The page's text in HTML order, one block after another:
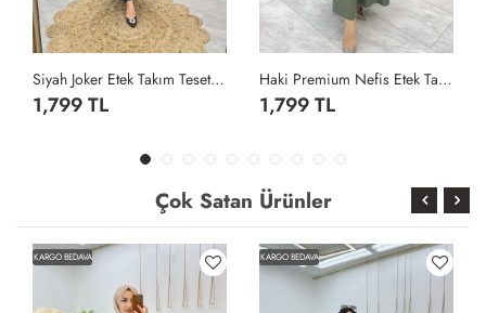
Siyah Joker Etek Takım Tesettür Giyim Siyah
1,799 TL
Haki Premium Nefis Etek Takım Tesettür Giyim Haki
1,799 TL
Çok Satan Ürünler
KARGO BEDAVA KARGO BEDAVA